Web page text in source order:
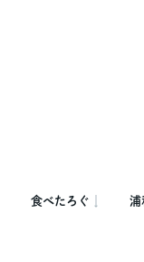
食べたろぐ 浦